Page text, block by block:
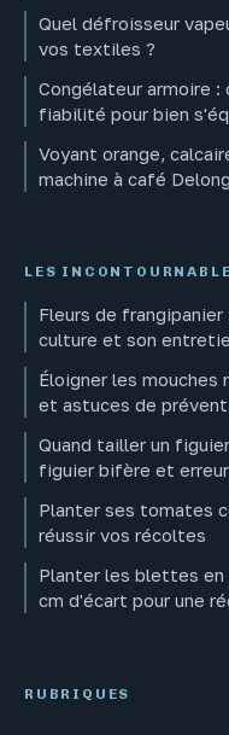
Quel défroisseur
vos textiles ?
Congélateur armoire
fiabilité pour bien
Voyant orange,
machine à café
LES
Fleurs de
culture et son
Éloigner les
et astuces de
Quand tailler un
figuier bifère et
Planter ses tomates
réussir vos récoltes
Planter les blettes en
cm d'écart pour une
RUBRIQUES